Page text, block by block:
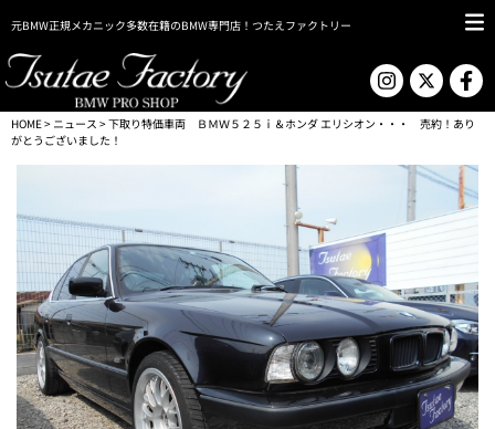
元BMW正規メカニック多数在籍のBMW専門店！つたえファクトリー
HOME> ニュース > 下取り特価車両 ＢＭＷ５２５ｉ＆ホンダ エリシオン・・・ 売約！あり
がとうございました！